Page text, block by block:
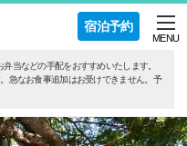
宿泊予約
MENU
当などの手配をおすすめいたします。
急なお食事追加はお受けできません。予